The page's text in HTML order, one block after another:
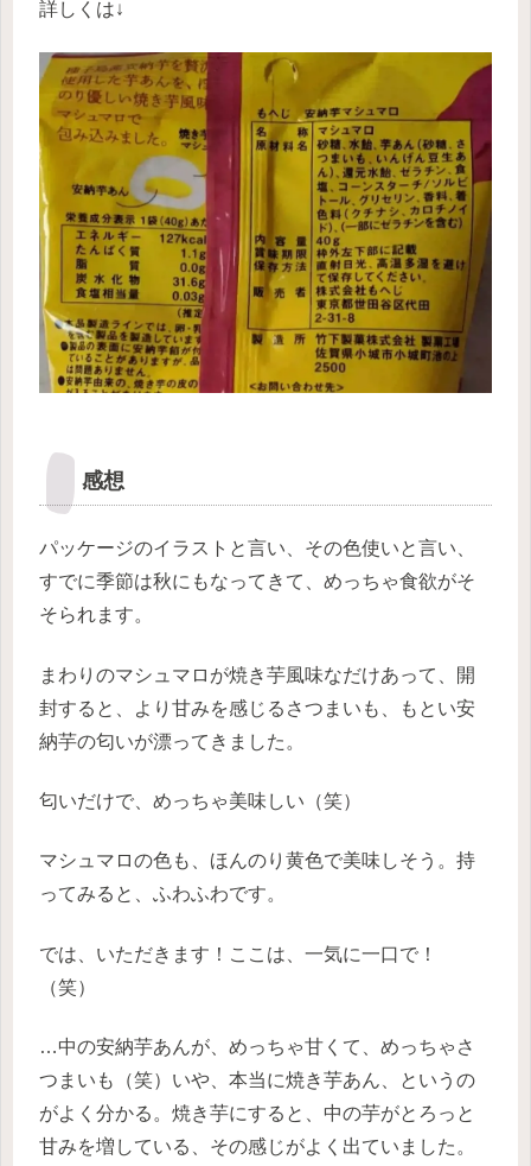
詳しくは↓
感想
パッケージのイラストと言い、その色使いと言い、
すでに季節は秋にもなってきて、めっちゃ食欲がそ
そられます。
まわりのマシュマロが焼き芋風味なだけあって、開
封すると、より甘みを感じるさつまいも、もとい安
納芋の匂いが漂ってきました。
匂いだけで、めっちゃ美味しい（笑）
マシュマロの色も、ほんのり黄色で美味しそう。持
ってみると、ふわふわです。
では、いただきます！ここは、一気に一口で！
（笑）
…中の安納芋あんが、めっちゃ甘くて、めっちゃさ
つまいも（笑）いや、本当に焼き芋あん、というの
がよく分かる。焼き芋にすると、中の芋がとろっと
甘みを増している、その感じがよく出ていました。